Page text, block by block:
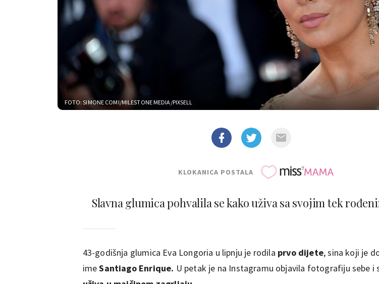
FOTO: SIMONE COMI/MILESTONE MEDIA/PIXSELL
KLOKANICA POSTALA
Slavna glumica pohvalila se kako uživa sa svojim tek
43-godišnja glumica Eva Longoria u lipnju je rodila prvo dijete, sina koji je
imeSantiago Enrique. U petak je na Instagramu objavila fotografiju sebe i